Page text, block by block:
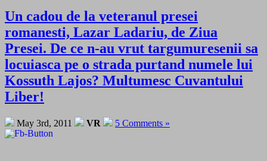
Un cadou de la veteranul presei
romanesti, Lazar Ladariu, de Ziua
Presei. De ce n-au vrut targumuresenii sa
locuiasca pe o strada purtand numele lui
Kossuth Lajos? Multumesc Cuvantului
Liber!
May 3rd, 2011 VR 5 Comments »